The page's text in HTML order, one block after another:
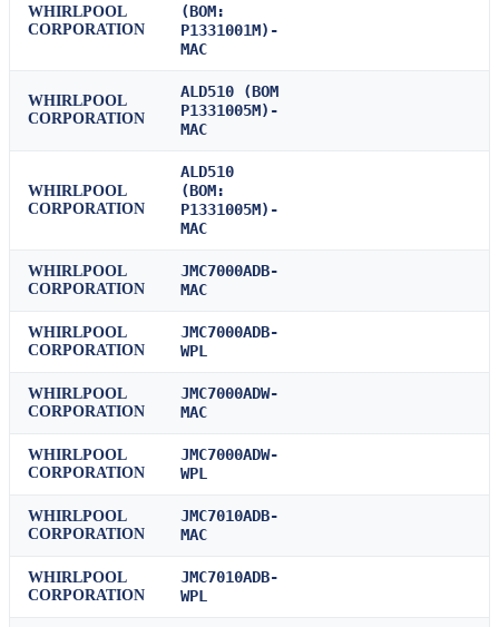
WHIRLPOOL
CORPORATION
(BOM:
P1331001M)-
MAC
WHIRLPOOL
CORPORATION
ALD510 (BOM
P1331005M)-
MAC
WHIRLPOOL
CORPORATION
ALD510
(BOM:
P1331005M)-
MAC
WHIRLPOOL
CORPORATION
JMC7000ADB-
MAC
WHIRLPOOL
CORPORATION
JMC7000ADB-
WPL
WHIRLPOOL
CORPORATION
JMC7000ADW-
MAC
WHIRLPOOL
CORPORATION
JMC7000ADW-
WPL
WHIRLPOOL
CORPORATION
JMC7010ADB-
MAC
WHIRLPOOL
CORPORATION
JMC7010ADB-
WPL